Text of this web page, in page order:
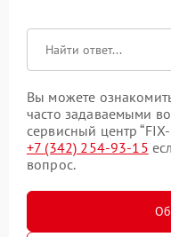
Вы можете
часто задаваемыми
сервисный центр
+7 (342) 254-93-15
вопрос.